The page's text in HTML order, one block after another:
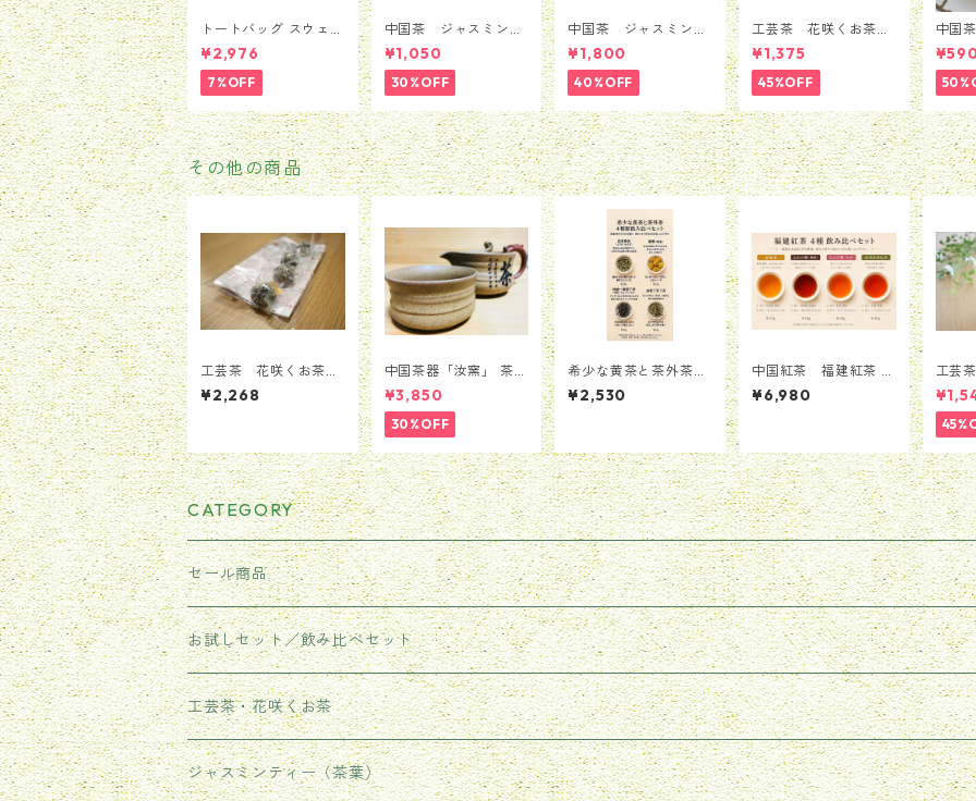
トートバッグ スウェー
デン Moderna Muse
et モデルナ 美術館 ス
トックホルム メン
ズ レディース 男
女兼用 並行輸入品 送
料無料 カバン バッ
グ BAG かばん
¥2,976
7%OFF
中国茶 ジャスミン
茶 茉莉花茶 銀毫イ
ンハオウ 50ｇ
¥1,050
30%OFF
中国茶 ジャスミン
茶 茉莉花茶 銀毫イ
ンハオウ 100ｇ
¥1,800
40%OFF
工芸茶 花咲くお茶
バラ ローズ 5粒セ
ット（1種類*5粒）
¥1,375
45%OFF
中国
茶
その他の商品
工芸茶 花咲くお茶
お得セットB 9粒セッ
ト（3種類*3粒））
¥2,268
中国茶器「汝窯」 茶器
セット
¥3,850
30%OFF
希少な黄茶と茶外茶
飲み比べセット 4種
類
¥2,530
中国紅茶 福建紅茶 4
種類飲み比べセット
（計40g）
¥6,980
工芸
カー
セッ
CATEGORY
セール商品
お試しセット／飲み比べセット
工芸茶・花咲くお茶
ジャスミンティー（茶葉）